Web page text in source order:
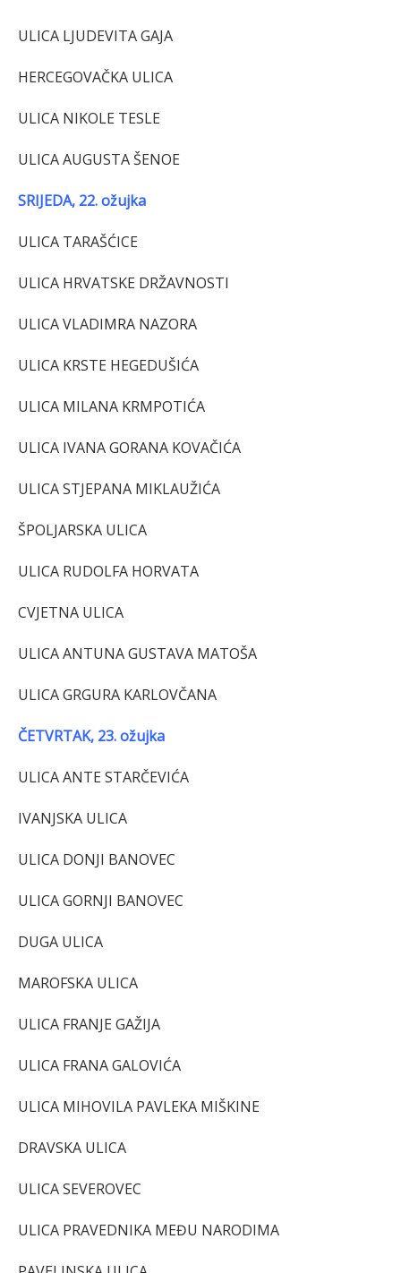
ULICA LJUDEVITA GAJA
HERCEGOVAČKA ULICA
ULICA NIKOLE TESLE
ULICA AUGUSTA ŠENOE
SRIJEDA, 22. ožujka
ULICA TARAŠĆICE
ULICA HRVATSKE DRŽAVNOSTI
ULICA VLADIMRA NAZORA
ULICA KRSTE HEGEDUŠIĆA
ULICA MILANA KRMPOTIĆA
ULICA IVANA GORANA KOVAČIĆA
ULICA STJEPANA MIKLAUŽIĆA
ŠPOLJARSKA ULICA
ULICA RUDOLFA HORVATA
CVJETNA ULICA
ULICA ANTUNA GUSTAVA MATOŠA
ULICA GRGURA KARLOVČANA
ČETVRTAK, 23. ožujka
ULICA ANTE STARČEVIĆA
IVANJSKA ULICA
ULICA DONJI BANOVEC
ULICA GORNJI BANOVEC
DUGA ULICA
MAROFSKA ULICA
ULICA FRANJE GAŽIJA
ULICA FRANA GALOVIĆA
ULICA MIHOVILA PAVLEKA MIŠKINE
DRAVSKA ULICA
ULICA SEVEROVEC
ULICA PRAVEDNIKA MEĐU NARODIMA